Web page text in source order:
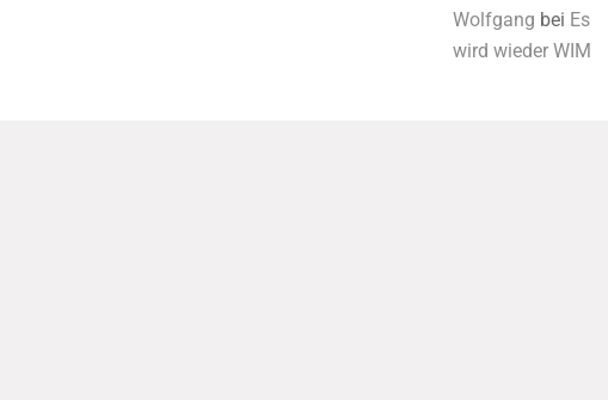
Wolfgang bei Es
wird wieder WIM